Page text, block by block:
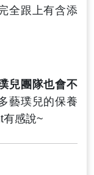
全跟上有含添
兒團隊也會不
藝璞兒的保養
有感說~